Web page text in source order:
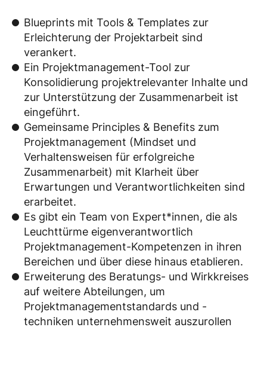
Blueprints mit Tools & Templates zur
Erleichterung der Projektarbeit sind
verankert.
Ein Projektmanagement-Tool zur
Konsolidierung projektrelevanter Inhalte und
zur Unterstützung der Zusammenarbeit ist
eingeführt.
Gemeinsame Principles & Benefits zum
Projektmanagement (Mindset und
Verhaltensweisen für erfolgreiche
Zusammenarbeit) mit Klarheit über
Erwartungen und Verantwortlichkeiten sind
erarbeitet.
Es gibt ein Team von Expert*innen, die als
Leuchttürme eigenverantwortlich
Projektmanagement-Kompetenzen in ihren
Bereichen und über diese hinaus etablieren.
Erweiterung des Beratungs- und Wirkkreises
auf weitere Abteilungen, um
Projektmanagementstandards und -
techniken unternehmensweit auszurollen